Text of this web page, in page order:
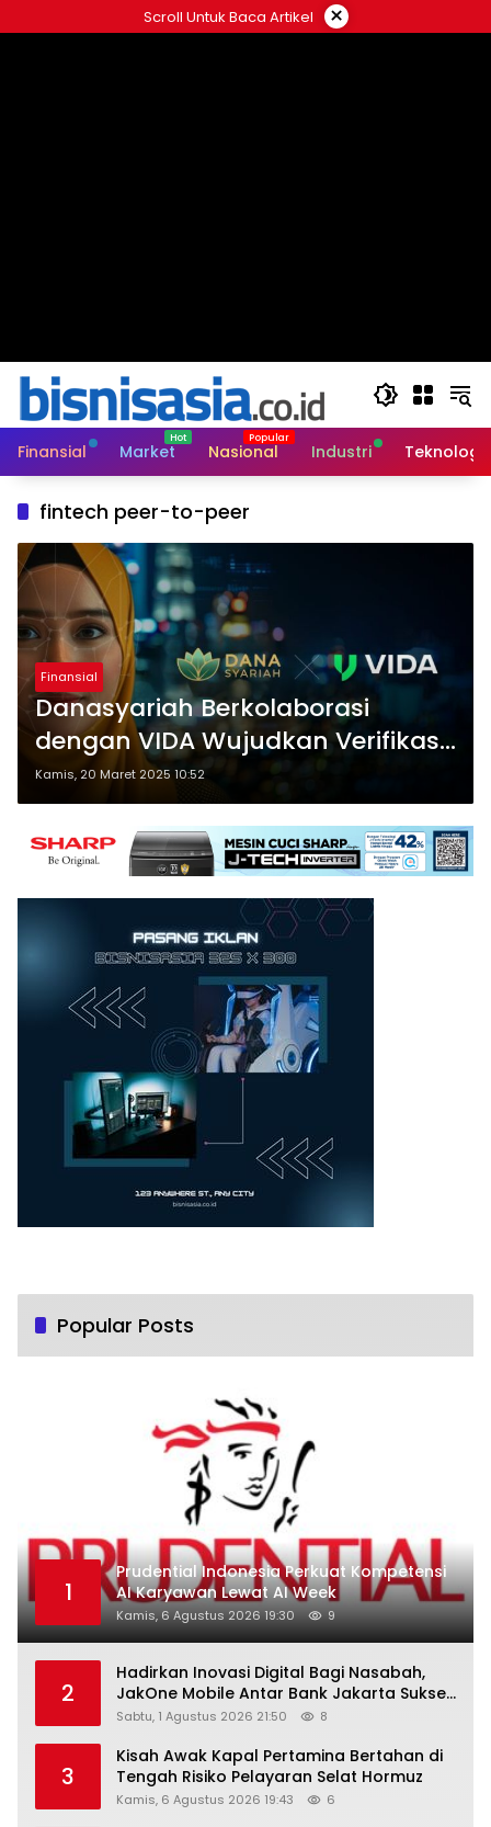
ke
Scroll Untuk Baca Artikel ×
Finansial Market Nasional Industri Teknologi
fintech peer-to-peer
Finansial
Danasyariah Berkolaborasi
dengan VIDA Wujudkan Verifikasi
Online Onboarding yang Cepat,
Mudah, dan Aman
Kamis, 20 Maret 2025 10:52
Popular Posts
1
Prudential Indonesia Perkuat Kompetensi
AI Karyawan Lewat AI Week
Kamis, 6 Agustus 2026 19:30 9
2
Hadirkan Inovasi Digital Bagi Nasabah,
JakOne Mobile Antar Bank Jakarta Sukses
Raih Digital Excellence Awards 2026
Sabtu, 1 Agustus 2026 21:50 8
3
Kisah Awak Kapal Pertamina Bertahan di
Tengah Risiko Pelayaran Selat Hormuz
Kamis, 6 Agustus 2026 19:43 6